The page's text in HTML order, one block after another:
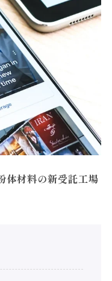
体材料の新受託工場